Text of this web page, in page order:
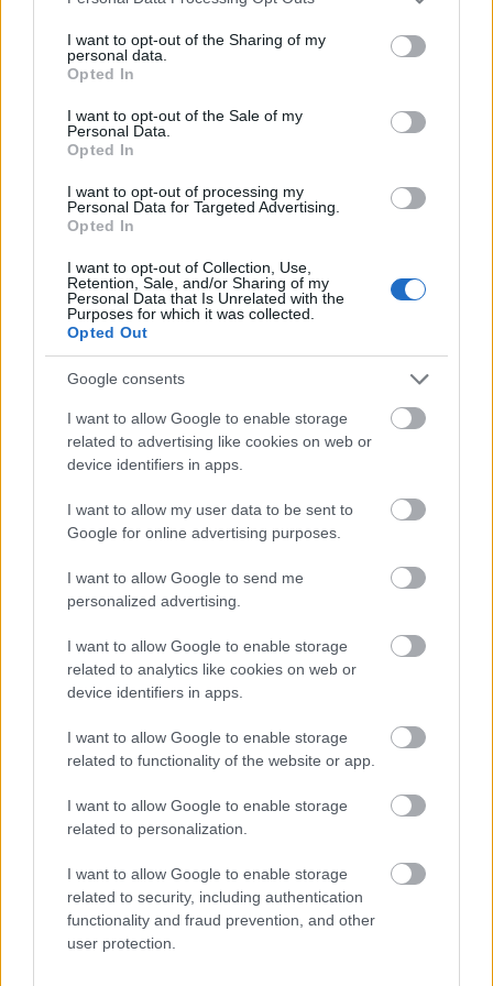
not limited to your visit or usage behaviour. You may click to
grant or deny consent to Google and its third-party tags to
use your data for below specified purposes in below Google
consent section.
I want to opt-out of the Sharing of my
personal data.
Opted In
I want to opt-out of the Sale of my
Personal Data.
Opted In
I want to opt-out of processing my
Personal Data for Targeted Advertising.
Opted In
I want to opt-out of Collection, Use,
Retention, Sale, and/or Sharing of my
Personal Data that Is Unrelated with the
Purposes for which it was collected.
Opted Out
Google consents
I want to allow Google to enable storage
related to advertising like cookies on web or
device identifiers in apps.
I want to allow my user data to be sent to
Google for online advertising purposes.
I want to allow Google to send me
personalized advertising.
I want to allow Google to enable storage
related to analytics like cookies on web or
device identifiers in apps.
I want to allow Google to enable storage
related to functionality of the website or app.
I want to allow Google to enable storage
related to personalization.
I want to allow Google to enable storage
related to security, including authentication
functionality and fraud prevention, and other
user protection.
legyen közönség.
közönség, hanem az igazgató követelje a rendezőtől,
hogy tegyen meg mindent a telt ház érdekében. A
értékes előadást hozzon létre, amely mellett a
közönségszervezés elveszíti a kenyerét.
Szikora János a csütörtöki Napkeltében Forró
Tamással beszélgetett. Nem kevés malíciával,
iróniával, cinikus gúnnyal (a nem kívánt törlendő)
mondta azt, hogy Jordán Tamás milyen leleménnyel,
maszkabált és a jó ég tudja még mi mindent.
Elvárná, hogy ezeket a képességeit kamatoztassa a
közönségszervezés terén is. Nos, kedves János, ezzel
sem értek egyet.
A bennem lévő valamennyi leleményt, sziporkát,
ötletgazdagságot és egyáltalán minden
darabokat, rendezőket találjak, olyan színészeket,
tervezőket szerződtessek, olyan munkatársakat
válasszak ki, akiknek köszönhetően olyan előadás
születik, melynek játszásakor már a továbbiakban
semmi szükség nincs se leleményre, se sziporkára, se
ötletgazdagságra, hanem ezek harcbavetése nélkül
is megtelik a nézőtér. Az egyes előadások előtt a
Nemzeti Színház főigazgatója ne azon törje a fejét,
hogyan lehetne nézőt szerezni az üresen ásítozó
székekre, legyen az a gondja, a zsufi ház mellett,
hogy hova ültesse le a váratlanul bejelentkező jeles
Szikora azt nyilatkozta, hogy nem mutatható ki az
összefüggés a Tragédia- előadások jelenlegi csekély
nézőszáma és a bemutató élő TV-közvetítése között.